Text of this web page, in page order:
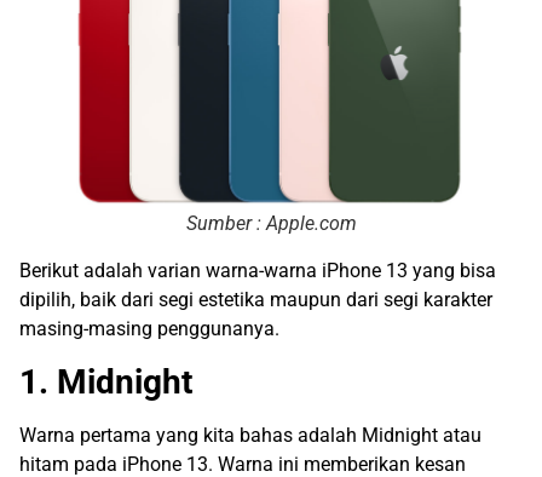
Sumber : Apple.com
Berikut adalah varian warna-warna iPhone 13 yang bisa
dipilih, baik dari segi estetika maupun dari segi karakter
masing-masing penggunanya.
1. Midnight
Warna pertama yang kita bahas adalah Midnight atau
hitam pada iPhone 13. Warna ini memberikan kesan